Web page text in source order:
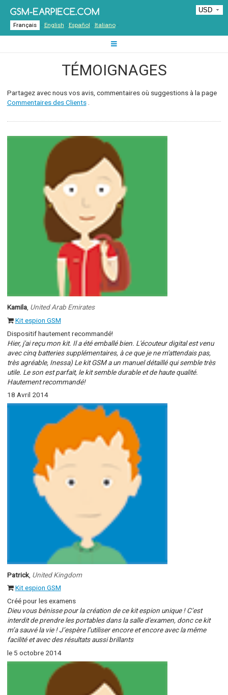
Français · English · Español · Italiano·
TÉMOIGNAGES
Partagez avec nous vos avis, commentaires où suggestions à la page
Commentaires des Clients.
Kamila, United Arab Emirates
Kit espion GSM
Dispositif hautement recommandé!
Hier, j'ai reçu mon kit. Il a été emballé bien. L'écouteur digital est venu
avec cinq batteries supplémentaires, à ce que je ne m'attendais pas,
très agréable, Inessa) Le kit GSM a un manuel détaillé qui semble très
utile. Le son est parfait, le kit semble durable et de haute qualité.
Hautement recommandé!
18 Avril 2014
Patrick, United Kingdom
Kit espion GSM
Créé pour les examens
Dieu vous bénisse pour la création de ce kit espion unique ! C’est
interdit de prendre les portables dans la salle d'examen, donc ce kit
m’a sauvé la vie ! J’espère l’utiliser encore et encore avec la même
facilité et avec des résultats aussi brillants
le 5 octobre 2014